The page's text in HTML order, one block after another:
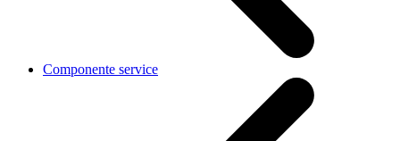
Componente service